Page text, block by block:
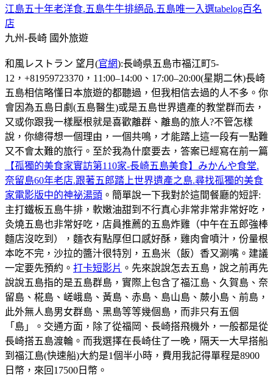
江島五十年老洋食.五島牛牛排絕品.五島唯一入選tabelog百名
店
九州-長崎 國外旅遊
和風レストラン 望月(官網):長崎県五島市福江町5-
12，+81959723370，11:00–14:00、17:00–20:00(星期二休)長崎
五島相信略懂日本旅遊的都聽過，但我相信去過的人不多。你
會因為五島日劇(五島醫生)或是五島世界遺產的教堂群而去，
又或你跟我一樣壓根就是喜歡離群、離島的旅人?不管怎樣
說，你總得想一個理由，一個共鳴，才能踏上這一段有一點難
又不會太難的旅行。至於我為什麼要去，答案已經寫在前一篇
【孤獨的美食家實訪第110家-長崎五島美食】みかんや食堂.
奈留島60年老店.跟著五郎踏上世界遺產之島.尋找孤獨的美食
家電影版中的神祕湯頭 。簡單說一下我對於這間餐廳的短評:
主打鐵板五島牛排，軟嫩油甜到不行真心非常非常非常好吃，
灸燒五島也非常好吃，店員推薦的五島炸雞（中午在五郎強棒
麵店沒吃到），麵衣有點厚但口感好酥，雞肉會噴汁，份量根
本吃不完，沙拉的醬汁很特別，五島米（飯）香又涮嘴。建議
一定要先預約。 打卡短影片 。先來說說怎去五島，說之前再先
說說五島指的是五島群島，實際上包含了福江島、久賀島、奈
留島、椛島、嵯峨島、黃島、赤島、島山島、蕨小島、前島，
此外無人島男女群島、黑島等等幾個島，而非只有五個
「島」。交通方面，除了從福岡、長崎搭飛機外，一般都是從
長崎搭五島渡輪。而我選擇在長崎住了一晚，隔天一大早搭船
到福江島(快速船)大約是1個半小時，費用我記得單程是8900
日幣，來回17500日幣。